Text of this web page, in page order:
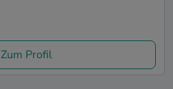
Zum Profil